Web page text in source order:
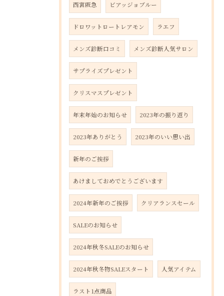
西宮阪急 ビアッジョブルー
ドロワットロートレアモン ラエフ
メンズ診断口コミ メンズ診断人気サロン
サプライズプレゼント
クリスマスプレゼント
年末年始のお知らせ 2023年の振り返り
2023年ありがとう 2023年のいい思い出
新年のご挨拶
あけましておめでとうございます
2024年新年のご挨拶 クリアランスセール
SALEのお知らせ
2024年秋冬SALEのお知らせ
2024年秋冬物SALEスタート 人気アイテム
ラスト1点商品